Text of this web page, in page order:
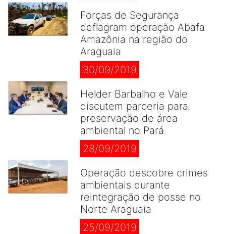
Forças de Segurança
deflagram operação Abafa
Amazônia na região do
Araguaia
30/09/2019
Helder Barbalho e Vale
discutem parceria para
preservação de área
ambiental no Pará
28/09/2019
Operação descobre crimes
ambientais durante
reintegração de posse no
Norte Araguaia
25/09/2019